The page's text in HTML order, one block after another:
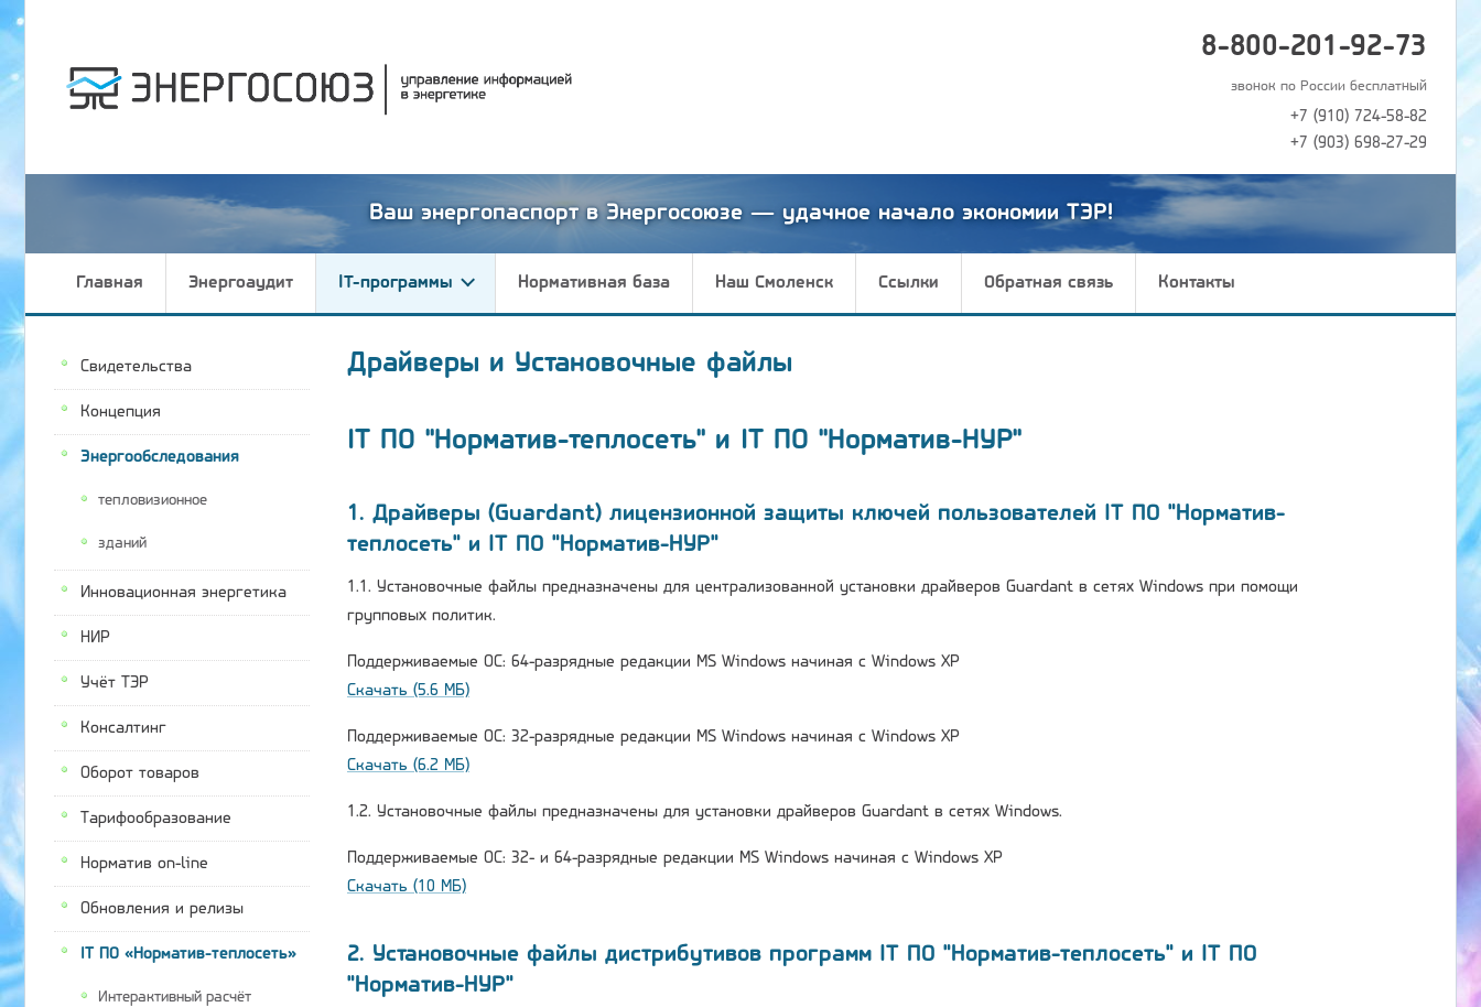
8-800-201-92-73
звонок по России бесплатный
+7 (910) 724-58-82
+7 (903) 698-27-29
Ваш энергопаспорт в Энергосоюзе — удачное начало экономии ТЭР!
Главная Энергоаудит IT-программы Нормативная база Наш Смоленск Ссылки Обратная связь Контакты
Свидетельства
Концепция
Энергообследования
тепловизионное
зданий
Инновационная энергетика
НИР
Учёт ТЭР
Консалтинг
Оборот товаров
Тарифообразование
Норматив on-line
Обновления и релизы
IT ПО «Норматив-теплосеть»
Интерактивный расчёт
Драйверы и Установочные файлы
IT ПО "Норматив-теплосеть" и IT ПО "Норматив-НУР"
1. Драйверы (Guardant) лицензионной защиты ключей пользователей IT ПО "Норматив-
теплосеть" и IT ПО "Норматив-НУР"
1.1. Установочные файлы предназначены для централизованной установки драйверов Guardant в сетях Windows при помощи
групповых политик.
Поддерживаемые ОС: 64-разрядные редакции MS Windows начиная с Windows XP
Скачать (5.6 МБ)
Поддерживаемые ОС: 32-разрядные редакции MS Windows начиная с Windows XP
Скачать (6.2 МБ)
1.2. Установочные файлы предназначены для установки драйверов Guardant в сетях Windows.
Поддерживаемые ОС: 32- и 64-разрядные редакции MS Windows начиная с Windows XP
Скачать (10 МБ)
2. Установочные файлы дистрибутивов программ IT ПО "Норматив-теплосеть" и IT ПО
"Норматив-НУР"